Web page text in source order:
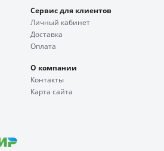
Сервис для клиентов
Личный кабинет
Доставка
Оплата
О компании
Контакты
Карта сайта